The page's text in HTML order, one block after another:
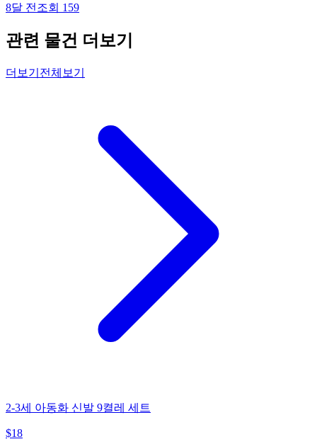
8달 전 조회 159
관련 물건 더보기
더보기 전체보기
2-3세 아동화 신발 9켤레 세트
$18